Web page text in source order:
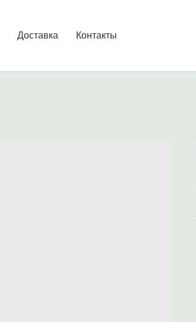
Доставка Контакты